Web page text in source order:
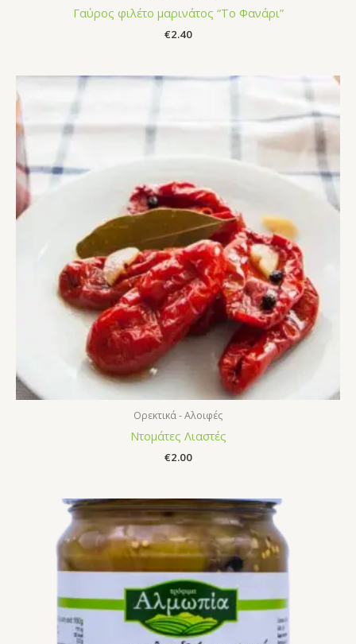
Γαύρος φιλέτο μαρινάτος “Το Φανάρι”
€2.40
Ορεκτικά - Αλοιφές
Ντομάτες Λιαστές
€2.00